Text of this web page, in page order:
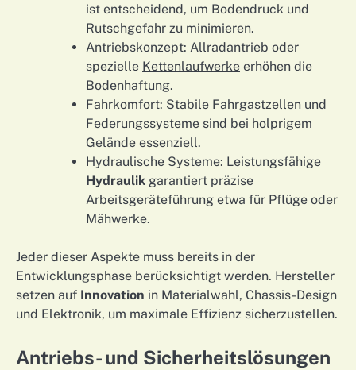
ist entscheidend, um Bodendruck und
Rutschgefahr zu minimieren.
Antriebskonzept: Allrad­antrieb oder
spezielle Kettenlaufwerke erhöhen die
Bodenhaftung.
Fahrkomfort: Stabile Fahrgastzellen und
Federungssysteme sind bei holprigem
Gelände essenziell.
Hydraulische Systeme: Leistungsfähige
Hydraulik garantiert präzise
Arbeitsgeräteführung etwa für Pflüge oder
Mähwerke.
Jeder dieser Aspekte muss bereits in der
Entwicklungsphase berücksichtigt werden. Hersteller
setzen auf Innovation in Materialwahl, Chassis-Design
und Elektronik, um maximale Effizienz sicherzustellen.
Antriebs- und Sicherheitslösungen